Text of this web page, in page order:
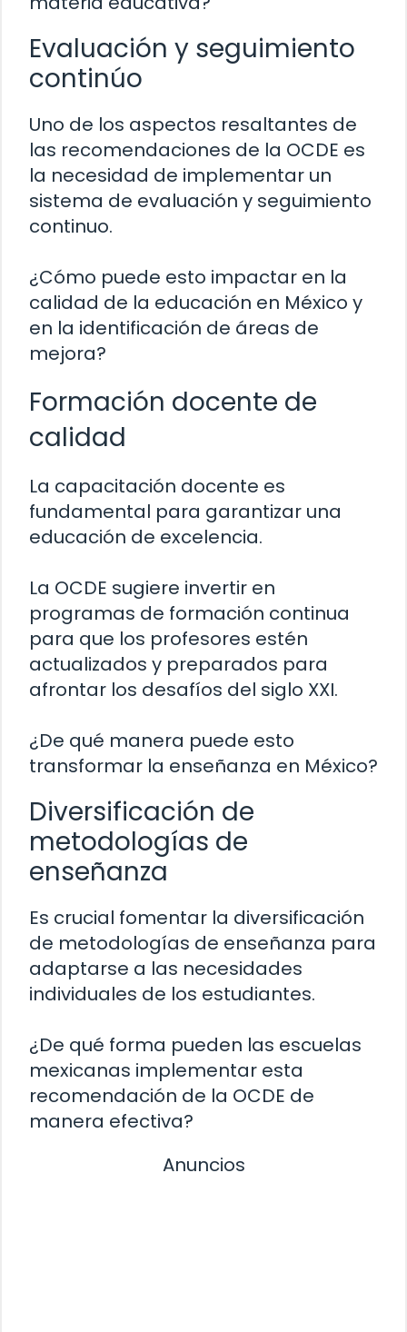
Evaluación y seguimiento
continúo
Uno de los aspectos resaltantes de
las recomendaciones de la OCDE es
la necesidad de implementar un
sistema de evaluación y seguimiento
continuo.
¿Cómo puede esto impactar en la
calidad de la educación en México y
en la identificación de áreas de
mejora?
Formación docente de
calidad
La capacitación docente es
fundamental para garantizar una
educación de excelencia.
La OCDE sugiere invertir en
programas de formación continua
para que los profesores estén
actualizados y preparados para
afrontar los desafíos del siglo XXI.
¿De qué manera puede esto
transformar la enseñanza en México?
Diversificación de
metodologías de
enseñanza
Es crucial fomentar la diversificación
de metodologías de enseñanza para
adaptarse a las necesidades
individuales de los estudiantes.
¿De qué forma pueden las escuelas
mexicanas implementar esta
recomendación de la OCDE de
manera efectiva?
Anuncios